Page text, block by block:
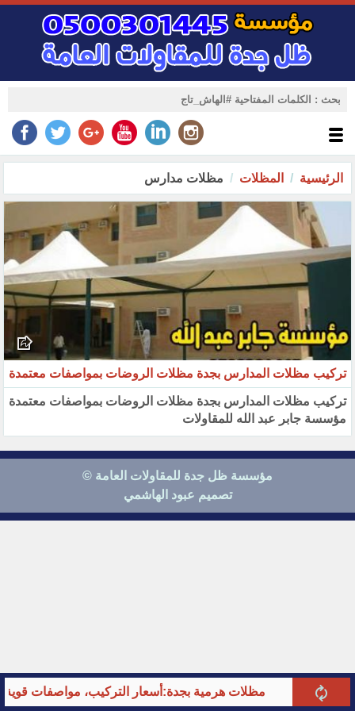
الرئيسية المظلات مظلات مدارس
مظلات هرمية بجدة:أسعار التركيب، مواصفات قوية
تركيب مظلات المدارس بجدة مظلات الروضات بمواصفات معتمدة
تركيب مظلات المدارس بجدة مظلات الروضات بمواصفات معتمدة
مؤسسة جابر عبد الله للمقاولات
مؤسسة ظل جدة للمقاولات العامة ©
تصميم عبود الهاشمي